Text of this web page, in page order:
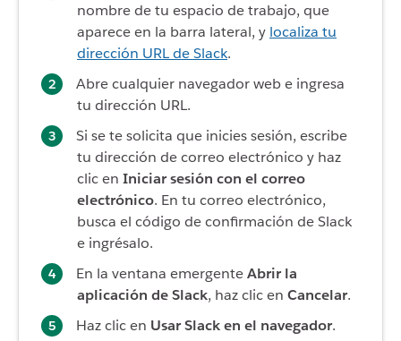
nombre de tu espacio de trabajo, que
aparece en la barra lateral, y localiza tu
dirección URL de Slack.
Abre cualquier navegador web e ingresa
tu dirección URL.
Si se te solicita que inicies sesión, escribe
tu dirección de correo electrónico y haz
clic en Iniciar sesión con el correo
electrónico. En tu correo electrónico,
busca el código de confirmación de Slack
e ingrésalo.
En la ventana emergenteAbrir la
aplicación de Slack, haz clic en Cancelar.
Haz clic en Usar Slack en el navegador.